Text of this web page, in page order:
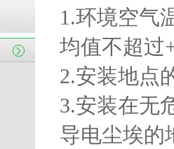
1.环境空气
均值不超过
2.安装地点
3.安装在无
导电尘埃的